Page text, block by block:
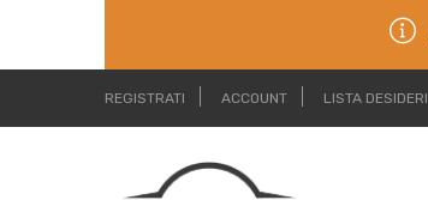
REGISTRATI ACCOUNT LISTA DESIDERI